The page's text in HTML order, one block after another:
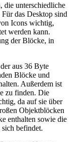
die unterschiedliche
das Desktop sind
Icons wichtig,
werden kann.
der Blöcke, in
aus 36 Byte
Blöcke und
Außerdem ist
zu finden. Die
da auf sie über
Objektblöcken
enthalten sowie die
befindet.